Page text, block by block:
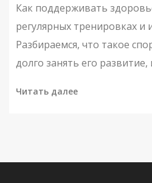
Как поддерживать
регулярных тренировках и
Разбираемся, что такое
долго занять его
Советы по
Читать далее